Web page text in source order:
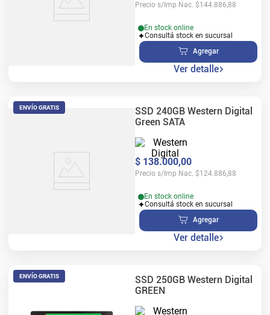
Precio s/Imp Nac. $144.886,88
En stock online
Consultá stock en sucursal
Agregar
Ver detalle
ENVÍO GRATIS
SSD 240GB Western Digital
Green SATA
$ 138.000,00
Precio s/Imp Nac. $124.886,88
En stock online
Consultá stock en sucursal
Agregar
Ver detalle
ENVÍO GRATIS
SSD 250GB Western Digital
GREEN